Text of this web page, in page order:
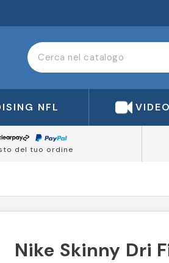
NFL VIDEO
del tuo ordine
Nike Skinny Dri